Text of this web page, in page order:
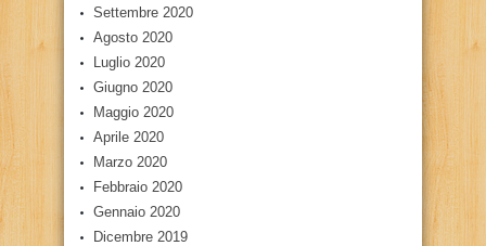
Settembre 2020
Agosto 2020
Luglio 2020
Giugno 2020
Maggio 2020
Aprile 2020
Marzo 2020
Febbraio 2020
Gennaio 2020
Dicembre 2019